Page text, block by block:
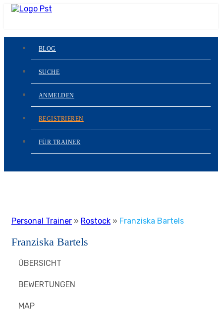
BLOG
SUCHE
ANMELDEN
REGISTRIEREN
FÜR TRAINER
Personal Trainer » Rostock » Franziska Bartels
Franziska Bartels
ÜBERSICHT
BEWERTUNGEN
MAP